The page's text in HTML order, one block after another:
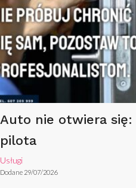
Auto nie otwiera się:
pilota
Usługi
Dodane 29/07/2026